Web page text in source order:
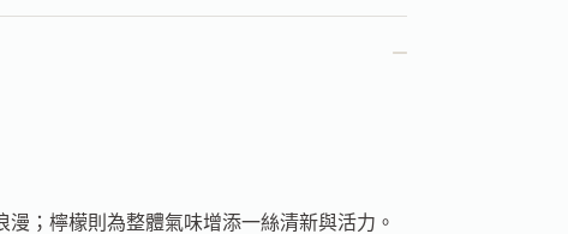
；檸檬則為整體氣味增添一絲清新與活力。